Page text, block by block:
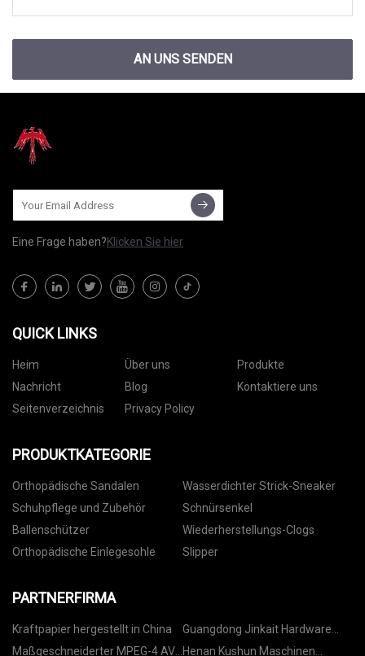
AN UNS SENDEN
Eine Frage haben?Klicken Sie hier
QUICK LINKS
Heim Über uns
Produkte
Nachricht
Blog
Kontaktiere uns
Seitenverzeichnis
Privacy Policy
PRODUKTKATEGORIE
Orthopädische Sandalen
Wasserdichter Strick-Sneaker
Schuhpflege und Zubehör
Schnürsenkel
Ballenschützer
Wiederherstellungs-Clogs
Orthopädische Einlegesohle
Slipper
PARTNERFIRMA
Kraftpapier hergestellt in China
Guangdong Jinkait Hardware
Kunststoff Produkte Co., Ltd.
Maßgeschneiderter MPEG-4 AVCHenan Kushun Maschinen